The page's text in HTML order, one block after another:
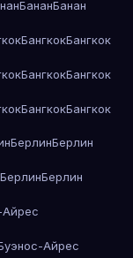
БананБанан
БангкокБангкок
БангкокБангкок
БангкокБангкок
БерлинБерлин
БерлинБерлин
Айрес
Айрес